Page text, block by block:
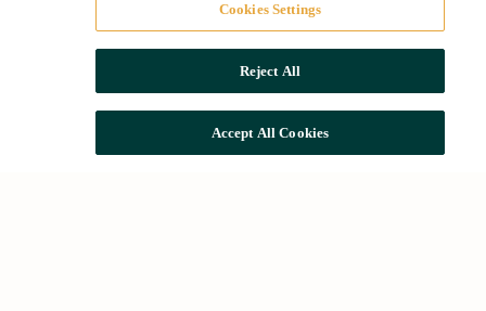
Cookies Settings
Reject All
Accept All Cookies